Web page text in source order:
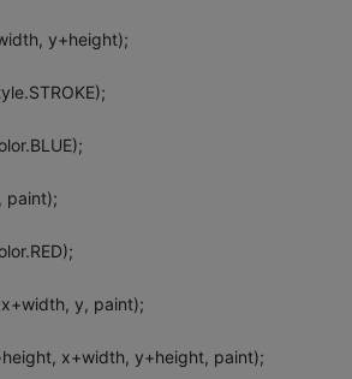
y+height);
paint);
y, paint);
x+width, y+height, paint);